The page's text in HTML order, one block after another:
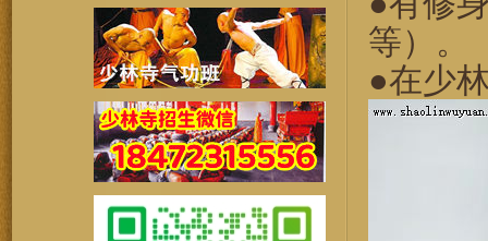
等）。
●在少